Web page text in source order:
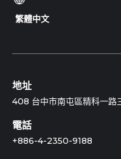
繁體中文
地址
408 台中市南屯區精科一路
電話
+886-4-2350-9188